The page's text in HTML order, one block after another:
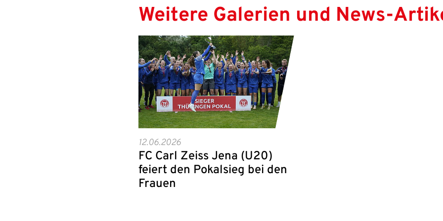
Weitere Galerien und News-
12.06.2026
FC Carl Zeiss Jena (U20)
feiert den Pokalsieg bei den
Frauen